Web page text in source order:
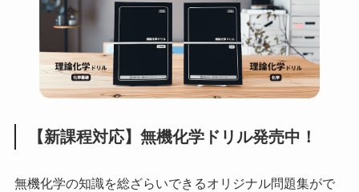
【新課程対応】無機化学ドリル発売中！
無機化学の知識を総ざらいできるオリジナル問題集がで